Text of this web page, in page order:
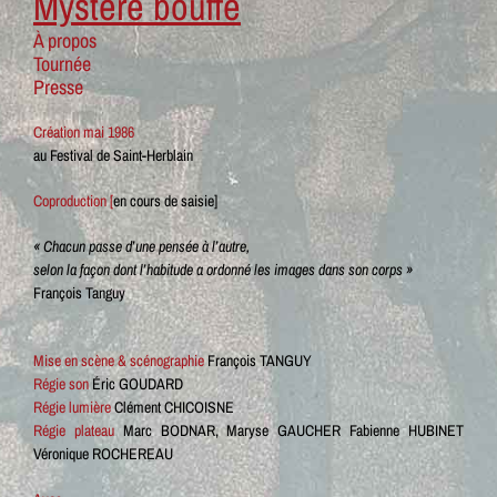
À propos
Tournée
Presse
Création mai 1986
au Festival de Saint-Herblain
Coproduction [en cours de saisie]
« Chacun passe d’une pensée à l’autre,
selon la façon dont l’habitude a ordonné les images dans son corps »
François Tanguy
Mise en scène & scénographie François TANGUY
Régie son Éric GOUDARD
Régie lumièreClément CHICOISNE
Régie plateauMarc BODNAR, Maryse GAUCHER Fabienne HUBINET
Véronique ROCHEREAU